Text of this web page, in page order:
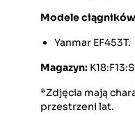
Modele ciągników
Yanmar EF453T.
Magazyn:
*Zdjęcia mają
przestrzeni lat.